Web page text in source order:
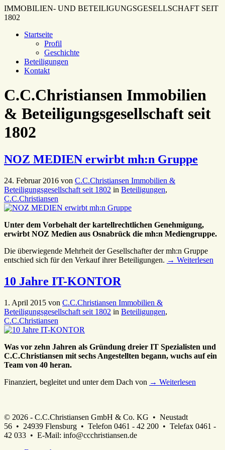
IMMOBILIEN- UND BETEILIGUNGSGESELLSCHAFT SEIT
1802
Startseite
Profil
Geschichte
Beteiligungen
Kontakt
C.C.Christiansen Immobilien
& Beteiligungsgesellschaft seit
1802
NOZ MEDIEN erwirbt mh:n Gruppe
24. Februar 2016 von C.C.Christiansen Immobilien &
Beteiligungsgesellschaft seit 1802 in Beteiligungen,
C.C.Christiansen
Unter dem Vorbehalt der kartellrechtlichen Genehmigung,
erwirbt NOZ Medien aus Osnabrück die mh:n Mediengruppe.
Die überwiegende Mehrheit der Gesellschafter der mh:n Gruppe
entschied sich für den Verkauf ihrer Beteiligungen. → Weiterlesen
10 Jahre IT-KONTOR
1. April 2015 von C.C.Christiansen Immobilien &
Beteiligungsgesellschaft seit 1802 in Beteiligungen,
C.C.Christiansen
Was vor zehn Jahren als Gründung dreier IT Spezialisten und
C.C.Christiansen mit sechs Angestellten begann, wuchs auf ein
Team von 40 heran.
Finanziert, begleitet und unter dem Dach von → Weiterlesen
© 2026 - C.C.Christiansen GmbH & Co. KG • Neustadt
56 • 24939 Flensburg • Telefon 0461 - 42 200 • Telefax 0461 -
42 033 • E-Mail: info@ccchristiansen.de